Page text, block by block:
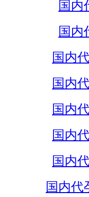
国内
国内
国内
国内
国内
国内
国内
国内代